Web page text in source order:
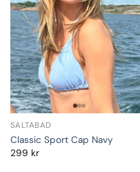
SALTABAD
Classic Sport Cap Navy
299 kr